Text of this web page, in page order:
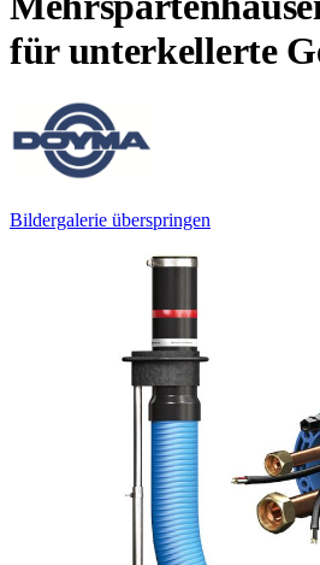
für unterkellerte
Bildergalerie überspringen